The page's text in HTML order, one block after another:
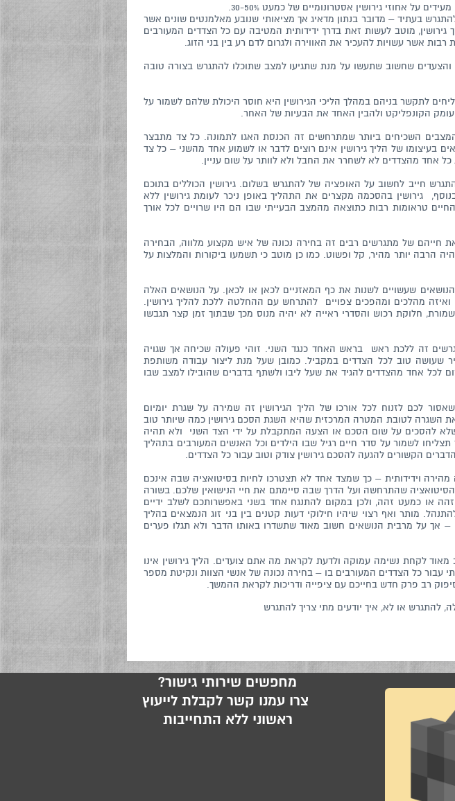
על אחוזי גירושין אסטרונומיים של כמעט 30-50%.
בעתיד – מדובר בנתון מדאיג אך מציאותי שנובע מאלמנטים שונים אשר
מוטב לעשות זאת בדרך ידידותית המטיבה עם כל הצדדים המעורבים
אשר עשויות להעכיר את האווירה ולגרום לדם רע בין בני הזוג.
שחשוב שתעשו על מנת שתגיעו למצב שתוכלו להתגרש בצורה טובה
לתקשר בניהם במהלך הליכי הגירושין היא חוסר היכולת שלהם לשמור על
עומק הקונפליקט ולהבין האחד את הבעיות של האחר.
השכיחים ביותר שמתרחשים זה הכנסת האגו לתמונה. כל צד מתבצר
בעיצומו של הליך גירושין אינם רוצים לדבר או לשמוע אחד מהשני – כל צד
אחד מהצדדים לא לשחרר את החבל ולא לוותר על שום עניין.
חייב לחשוב על האופציה של להתגרש בשלום. גירושין הכוללים בתוכם
גירושין בהסכמה מקצרים את התהליך באופן ניכר לעומת גירושין ללא
טראומות רבות כתוצאה מהמצב הבעייתי שבו הם היו שרויים לכל אורך
חייהם של מתגרשים רבים זה בחירה נכונה של איש מקצוע מלווה, הבחירה
הרבה יותר מהיר, קל ופשוט. כמו כן מוטב כי תשמעו ביקורות והמלצות על
שעשויים לשנות את כף המאזניים לכאן או לכאן. על הנושאים האלה
מהלכים ומהפכים צפויים להתרחש עם ההחלטה ללכת להליך גירושין.
חלוקת רכוש והסדרי ראייה לא יהיה מנוס מכך שבתוך זמן קצר תגבשו
זה ללכת ראש בראש האחד כנגד השני. זוהי פעולה שכיחה אך שגויה
שעושה טוב לכל הצדדים במקביל. כמובן שעל מנת ליצור עבודה משותפת
לכל אחד מהצדדים להגיד את שעל ליבו ולשתף בדברים שהובילו למצב שבו
לכם לזנוח לכל אורכו של הליך הגירושין זה שמירה על שגרת יומיום
את השגרה לטובת המטרה המרכזית שהיא השגת הסכם גירושין כמה שיותר טוב
שלא להסכים על שום הסכם או הצעה המתקבלת על ידי הצד השני ולא תהיה
לשמור על סדר חיים רגיל שבו הילדים וכל האנשים המעורבים בתהליך
הקשורים להגעה להסכם גירושין צודק וטוב עבור כל הצדדים.
וידידותית – כך שמצד אחד לא תצטרכו לחיות בסיטואציה שבה אינכם
שהתרחשה ועל הדרך שבה סיימתם את חיי הנישואין שלכם. בשורה
זהה או כמעט זהה, ולכן במקום להתנגח אחד בשני באפשרותכם לשלב ידיים
מותר ואף רצוי שיהיו חילוקי דעות קטנים בין בני זוג הנמצאים בהליך
אך על מרבית הנושאים חשוב מאוד שתשדרו באותו הדבר ולא תגלו פערים
לקחת נשימה עמוקה ולדעת לקראת מה אתם צועדים. הליך גירושין אינו
כל הצדדים המעורבים בו – בחירה נכונה של אנשי הצוות ונקיטת מספר
רב פרק חדש בחייכם עם ציפייה ודריכות לקראת ההמשך.
להתגרש או לא, איך יודעים מתי צריך להתגרש
מחפשים שירותי גישור?
צרו עמנו קשר לקבלת לייעוץ
ראשוני ללא התחייבות